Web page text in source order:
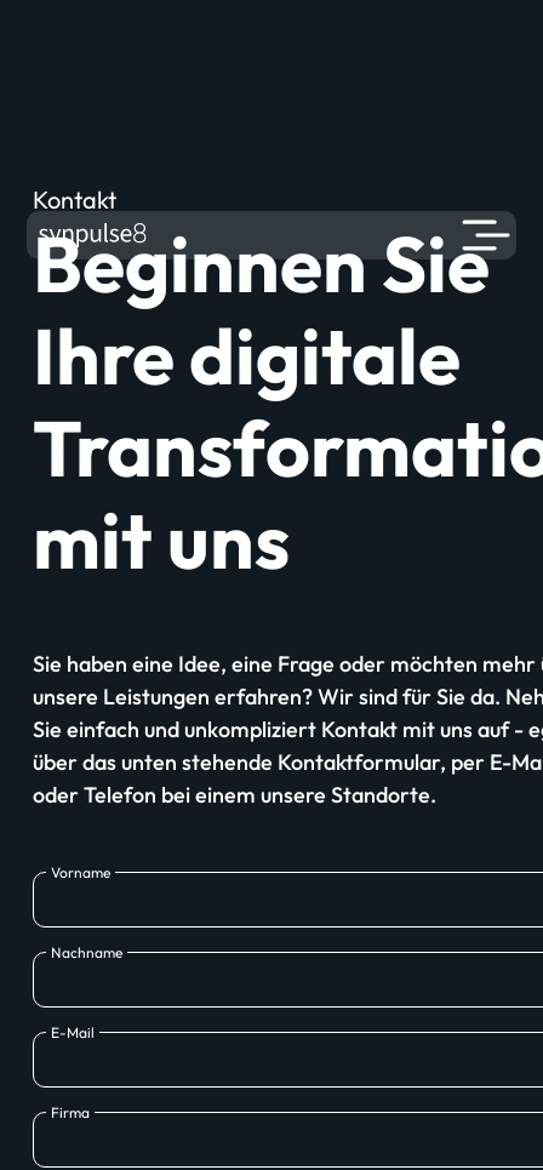
Kontakt
Beginnen Sie
Ihre digitale
mit uns
Sie haben eine Idee, eine Frage oder möchten mehr
unsere Leistungen erfahren? Wir sind für Sie da.
Sie einfach und unkompliziert Kontakt mit uns auf -
über das unten stehende Kontaktformular, per E-
oder Telefon bei einem unsere Standorte.
Vorname
Nachname
E-Mail
Firma